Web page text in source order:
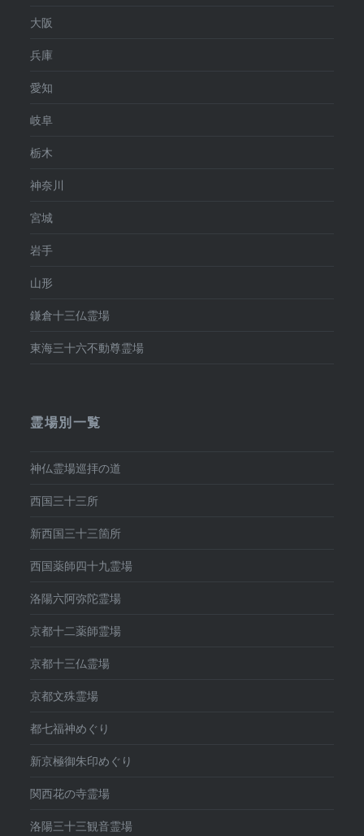
大阪
兵庫
愛知
岐阜
栃木
神奈川
宮城
岩手
山形
鎌倉十三仏霊場
東海三十六不動尊霊場
霊場別一覧
神仏霊場巡拝の道
西国三十三所
新西国三十三箇所
西国薬師四十九霊場
洛陽六阿弥陀霊場
京都十二薬師霊場
京都十三仏霊場
京都文殊霊場
都七福神めぐり
新京極御朱印めぐり
関西花の寺霊場
洛陽三十三観音霊場